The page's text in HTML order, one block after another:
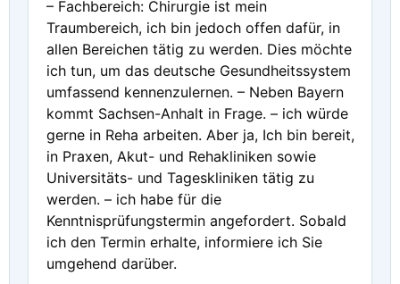
– Fachbereich: Chirurgie ist mein
Traumbereich, ich bin jedoch offen dafür, in
allen Bereichen tätig zu werden. Dies möchte
ich tun, um das deutsche Gesundheitssystem
umfassend kennenzulernen. – Neben Bayern
kommt Sachsen-Anhalt in Frage. – ich würde
gerne in Reha arbeiten. Aber ja, Ich bin bereit,
in Praxen, Akut- und Rehakliniken sowie
Universitäts- und Tageskliniken tätig zu
werden. – ich habe für die
Kenntnisprüfungstermin angefordert. Sobald
ich den Termin erhalte, informiere ich Sie
umgehend darüber.